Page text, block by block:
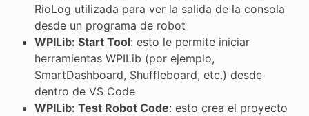
RioLog utilizada para ver la salida de la consola
desde un programa de robot
WPILib: Start Tool: esto le permite iniciar
herramientas WPILib (por ejemplo,
SmartDashboard, Shuffleboard, etc.) desde
dentro de VS Code
WPILib: Test Robot Code: esto crea el proyecto